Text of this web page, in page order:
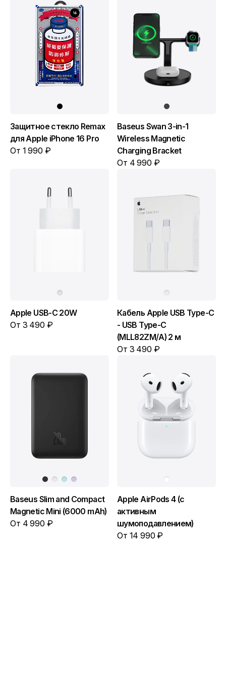
Защитное стекло Remax
для Apple iPhone 16 Pro
От 1 990 ₽
Baseus Swan 3-in-1
Wireless Magnetic
Charging Bracket
От 4 990 ₽
Apple USB-C 20W
От 3 490 ₽
Кабель Apple USB Type-C
- USB Type-C
(MLL82ZM/A) 2 м
От 3 490 ₽
Baseus Slim and Compact
Magnetic Mini (6000 mAh)
От 4 990 ₽
Apple AirPods 4 (с
активным
шумоподавлением)
От 14 990 ₽